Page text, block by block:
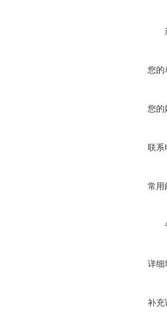
您的
您的
联系
常用
详细
补充